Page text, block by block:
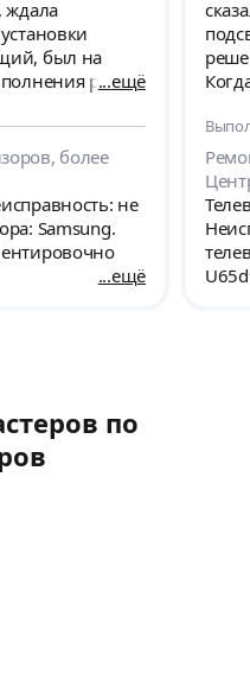
ждала
был на
работ.
Считаю
ещё
более
не
Samsung.
ещё
по